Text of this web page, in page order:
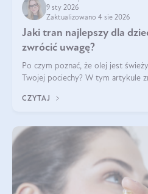
9 sty 2026
Zaktualizowano 4 sie 2026
Jaki tran najlepszy dla
zwrócić uwagę?
Po czym poznać, że olej jest
Twojej pociechy? W tym artykule
CZYTAJ